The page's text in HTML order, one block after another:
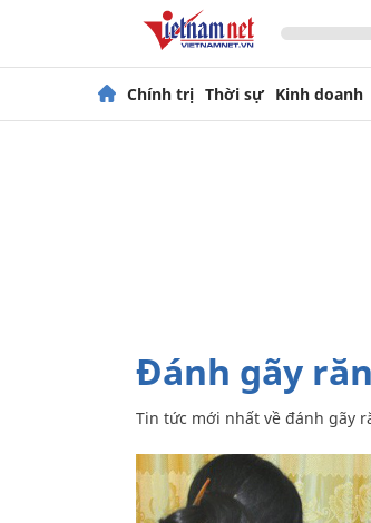
Chính trị Thời sự Kinh doanh
đánh gãy
Tin tức mới nhất về đánh gãy